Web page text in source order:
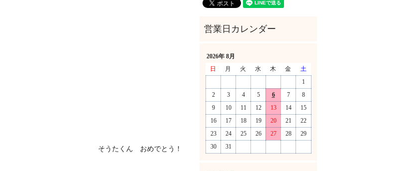
そうたくん おめでとう！
2026年 8月
日
月 火 水 木 金
土
1
2
3 4 5 6 7
8
9
10 11 12 13 14
15
16
17 18 19 20 21
22
23
24 25 26 27 28
29
30
31